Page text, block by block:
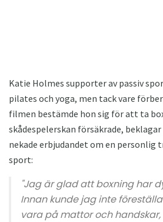
Katie Holmes supporter av passiv
pilates och yoga, men tack vare
filmen bestämde hon sig för att ta
skådespelerskan försäkrade,
nekade erbjudandet om en personlig
sport:
"Jag är glad att boxning har
Innan kunde jag inte
vara på mattor och